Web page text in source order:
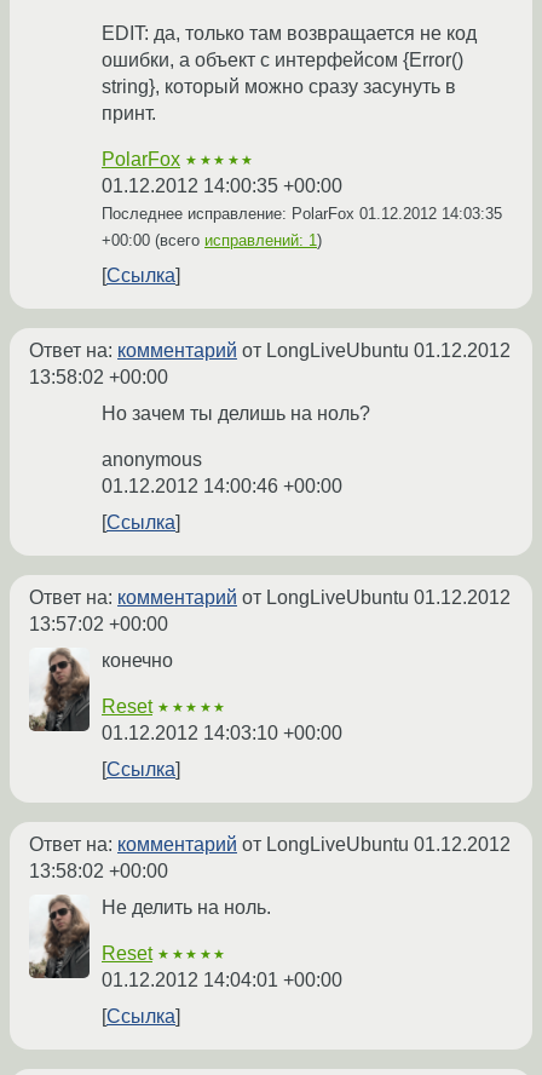
EDIT: да, только там возвращается не код
ошибки, а объект с интерфейсом {Error()
string}, который можно сразу засунуть в
принт.
PolarFox ★★★★★
01.12.2012 14:00:35 +00:00
Последнее исправление: PolarFox 01.12.2012 14:03:35
+00:00 (всего исправлений: 1)
Ссылка
Ответ на: комментарий от LongLiveUbuntu 01.12.2012
13:58:02 +00:00
Но зачем ты делишь на ноль?
anonymous
01.12.2012 14:00:46 +00:00
Ссылка
Ответ на: комментарий от LongLiveUbuntu 01.12.2012
13:57:02 +00:00
конечно
Reset ★★★★★
01.12.2012 14:03:10 +00:00
Ссылка
Ответ на: комментарий от LongLiveUbuntu 01.12.2012
13:58:02 +00:00
Не делить на ноль.
Reset ★★★★★
01.12.2012 14:04:01 +00:00
Ссылка